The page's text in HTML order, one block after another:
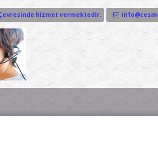
hizmet vermektedir.